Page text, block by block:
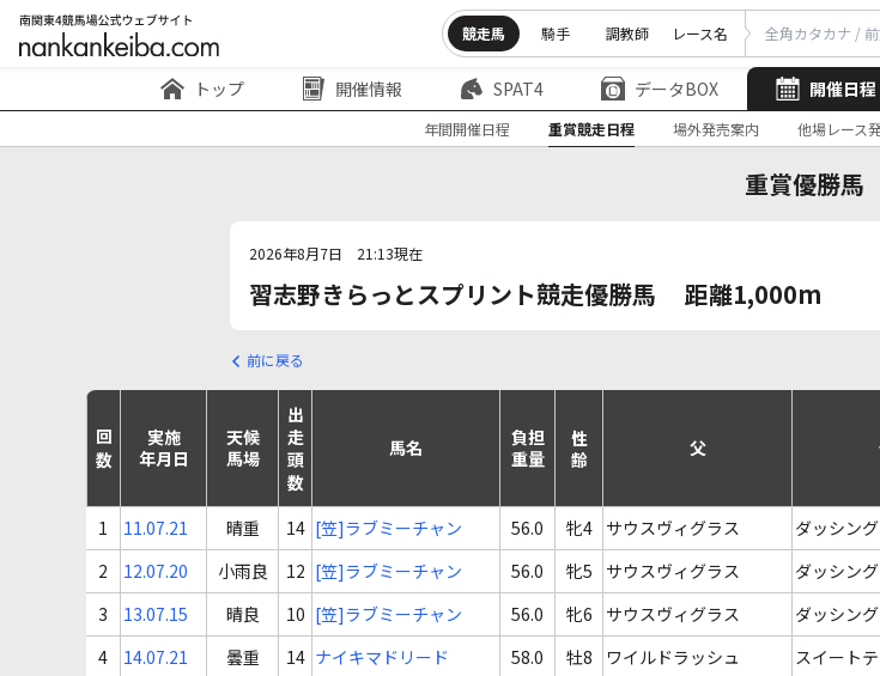
競走馬 騎手 調教師 レース名
トップ 開催情報 SPAT4 データBOX 開催日程
年間開催日程 重賞競走日程 場外発売案内 他場レース
重賞優勝馬
2026年8月7日 21:13現在
習志野きらっとスプリント競走優勝馬 距離1,000m
前に戻る
回数
実施
年月日
天候
馬場
出走頭数 馬名
負担
重量
性齢 父
1 11.07.21 晴重 14 [笠]ラブミーチャン 56.0 牝4 サウスヴィグラス ダッシン
2
12.07.20 小雨良 12 [笠]ラブミーチャン 56.0 牝5 サウスヴィグラス ダッシン
3
13.07.15 晴良 10 [笠]ラブミーチャン 56.0 牝6 サウスヴィグラス ダッシン
4
14.07.21 曇重 14 ナイキマドリード 58.0 牡8 ワイルドラッシュ スイート